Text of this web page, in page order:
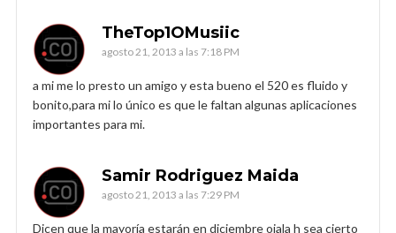
TheTop1OMusiic
agosto 21, 2013 a las 7:18 PM
a mi me lo presto un amigo y esta bueno el 520 es fluido y
bonito,para mi lo único es que le faltan algunas aplicaciones
importantes para mi.
Samir Rodriguez Maida
agosto 21, 2013 a las 7:29 PM
Dicen que la mayoría estarán en diciembre ojala h sea cierto